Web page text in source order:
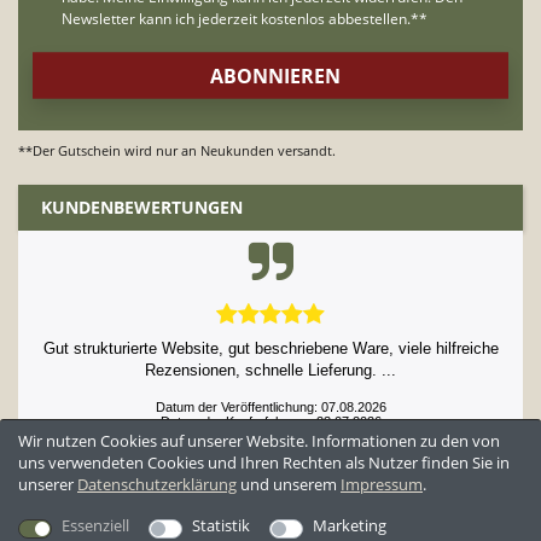
Antibakteriell
Schnelltrocknend
Temperatur regulierend
Leitet Feuchtigkeit ab und verhindert
Größe S-3XL mit Eingriff
Größe XXS und XS auch ideal für Damen und
ohne Eingriff
Sehr warmhaltend - ideal für den Winter
Guter, bequemer Tragekomfort
**Der Gutschein wird nur an Neukunden versandt.
KUNDENBEWERTUNGEN
Gut strukturierte Website, gut beschriebene Ware, viele hilfreiche
Rezensionen, schnelle Lieferung. ...
Datum der Veröffentlichung: 07.08.2026
Datum der Kauferfahrung: 23.07.2026
Wir nutzen Cookies auf unserer Website. Informationen zu den von
uns verwendeten Cookies und Ihren Rechten als Nutzer finden Sie in
unserer Daten­schutz­erklärung und unserem Impressum.
Essenziell
Statistik Marketing